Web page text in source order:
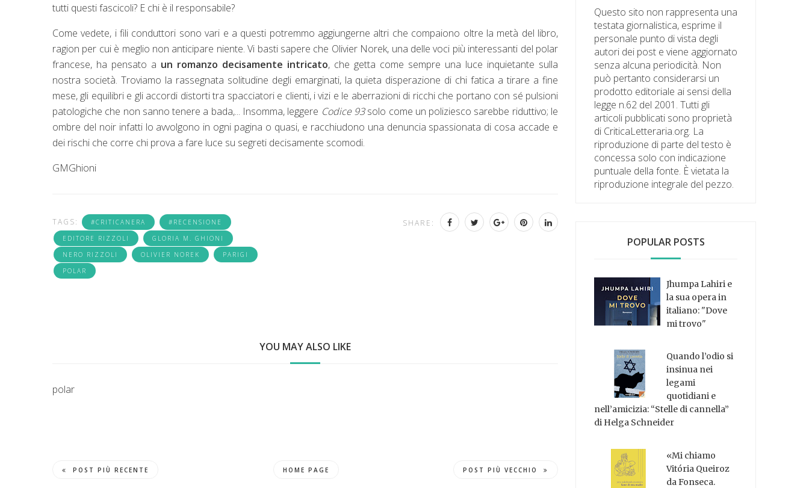
tutti questi fascicoli? E chi è il responsabile?
Come vedete, i fili conduttori sono vari e a questi potremmo aggiungerne altri che compaiono oltre la metà del libro,
ragion per cui è meglio non anticipare niente. Vi basti sapere che Olivier Norek, una delle voci più interessanti del polar
francese, ha pensato a un romanzo decisamente intricato, che getta come sempre una luce inquietante sulla
nostra società. Troviamo la rassegnata solitudine degli emarginati, la quieta disperazione di chi fatica a tirare a fine
mese, gli equilibri e gli accordi distorti tra spacciatori e clienti, i vizi e le aberrazioni di ricchi che portano con sé pulsioni
patologiche che non sanno tenere a bada,... Insomma, leggere Codice 93solo come un poliziesco sarebbe riduttivo; le
ombre del noir infatti lo avvolgono in ogni pagina o quasi, e racchiudono una denuncia spassionata di cosa accade e
dei rischi che corre chi prova a fare luce su segreti decisamente scomodi.
GMGhioni
TAGS: #CRITICANERA
#RECENSIONE
EDITORE RIZZOLI
GLORIA M. GHIONI
NERO RIZZOLI
OLIVIER NOREK
PARIGI
POLAR
SHARE:
YOU MAY ALSO LIKE
polar
POST PIÙ RECENTE HOME PAGE POST PIÙ VECCHIO
Questo sito non rappresenta una
testata giornalistica, esprime il
personale punto di vista degli
autori dei post e viene aggiornato
senza alcuna periodicità. Non
può pertanto considerarsi un
prodotto editoriale ai sensi della
legge n.62 del 2001. Tutti gli
articoli pubblicati sono proprietà
di CriticaLetteraria.org. La
riproduzione di parte del testo è
concessa solo con indicazione
puntuale della fonte. È vietata la
riproduzione integrale del pezzo.
POPULAR POSTS
Jhumpa Lahiri e
la sua opera in
italiano: "Dove
mi trovo"
Quando l’odio si
insinua nei
legami
quotidiani e
nell’amicizia: “Stelle di cannella”
di Helga Schneider
«Mi chiamo
Vitória Queiroz
da Fonseca.